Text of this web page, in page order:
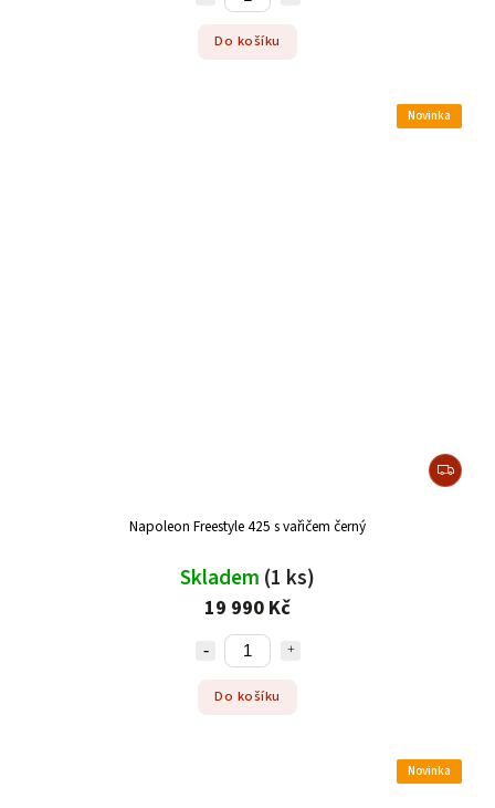
Do košíku
Novinka
Napoleon Freestyle 425 s vařičem černý
Skladem (1 ks)
19 990 Kč
Do košíku
Novinka